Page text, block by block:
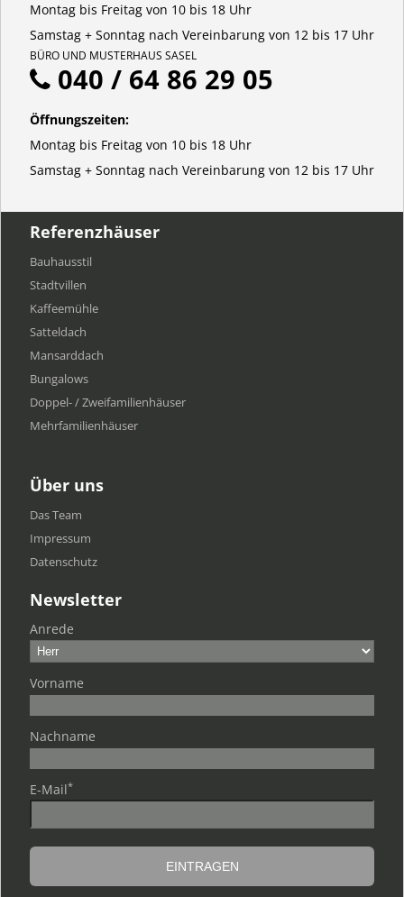
Montag bis Freitag von 10 bis 18 Uhr
Samstag + Sonntag nach Vereinbarung von 12 bis 17 Uhr
BÜRO UND MUSTERHAUS SASEL
040 / 64 86 29 05
Öffnungszeiten:
Montag bis Freitag von 10 bis 18 Uhr
Samstag + Sonntag nach Vereinbarung von 12 bis 17 Uhr
Referenzhäuser
Bauhausstil
Stadtvillen
Kaffeemühle
Satteldach
Mansarddach
Bungalows
Doppel- / Zweifamilienhäuser
Mehrfamilien​häuser
Über uns
Das Team
Impressum
Datenschutz
Newsletter
Anrede
Vorname
Nachname
E-Mail*